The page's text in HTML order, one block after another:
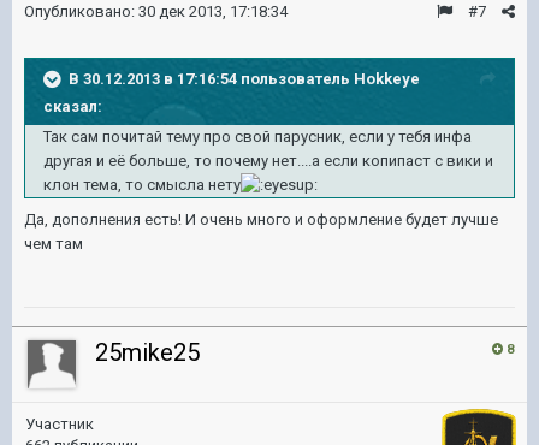
#7
Опубликовано: 30 дек 2013, 17:18:34
В 30.12.2013 в 17:16:54 пользователь Hokkeye
сказал:
Так сам почитай тему про свой парусник, если у тебя инфа
другая и её больше, то почему нет....а если копипаст с вики и
клон тема, то смысла нету
Да, дополнения есть! И очень много и оформление будет лучше
чем там
8
25mike25
Участник